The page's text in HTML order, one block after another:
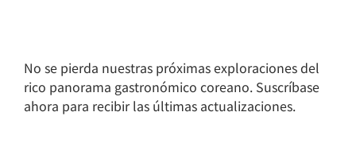
No se pierda nuestras próximas exploraciones del
rico panorama gastronómico coreano. Suscríbase
ahora para recibir las últimas actualizaciones.